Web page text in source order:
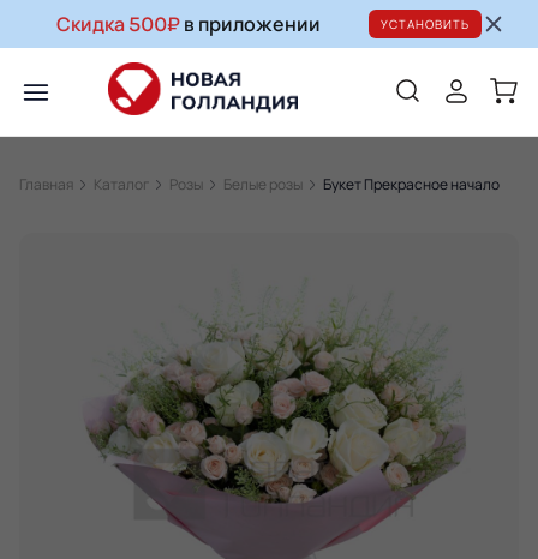
Скидка 500₽в приложении УСТАНОВИТЬ
Главная Каталог Розы Белые розы Букет Прекрасное начало